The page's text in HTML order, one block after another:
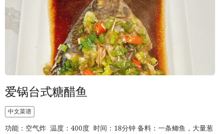
爱锅台式糖醋鱼
中文菜谱
功能：空气炸 温度：400度 时间：18分钟 备料：一条鲫鱼，大量葱